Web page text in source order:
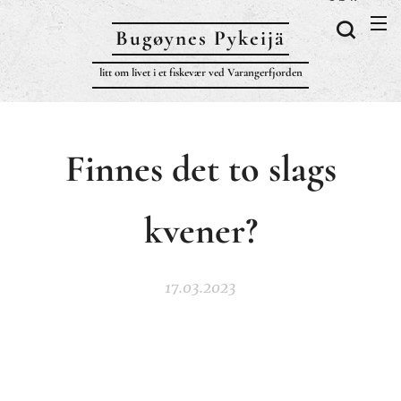
Bugøynes Pykeijä
litt om livet i et fiskevær ved Varangerfjorden
Finnes det to slags
kvener?
17.03.2023